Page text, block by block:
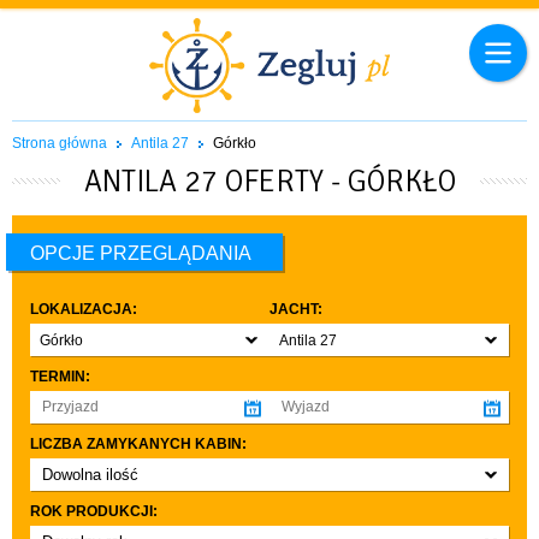
Strona główna Antila 27 Górkło
ANTILA 27 OFERTY - GÓRKŁO
OPCJE PRZEGLĄDANIA
LOKALIZACJA:
Górkło
JACHT:
Antila 27
TERMIN:
LICZBA ZAMYKANYCH KABIN:
Dowolna ilość
co najmniej 1
co najmniej 2
ROK PRODUKCJI: